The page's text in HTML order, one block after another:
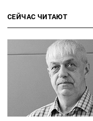
СЕЙЧАС ЧИТАЮТ